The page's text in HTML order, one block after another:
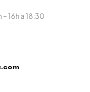
– 16h a 18:30